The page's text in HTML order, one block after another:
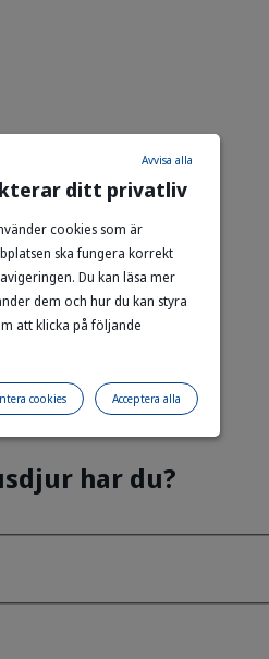
ditt privatliv
cookies som är
ska fungera korrekt
Du kan läsa mer
dem och hur du kan styra
att klicka på följande
Avvisa alla
Acceptera alla
cookies